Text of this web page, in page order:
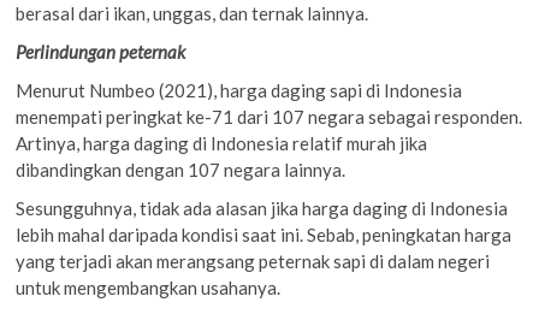
berasal dari ikan, unggas, dan ternak lainnya.
Perlindungan peternak
Menurut Numbeo (2021), harga daging sapi di Indonesia
menempati peringkat ke-71 dari 107 negara sebagai responden.
Artinya, harga daging di Indonesia relatif murah jika
dibandingkan dengan 107 negara lainnya.
Sesungguhnya, tidak ada alasan jika harga daging di Indonesia
lebih mahal daripada kondisi saat ini. Sebab, peningkatan harga
yang terjadi akan merangsang peternak sapi di dalam negeri
untuk mengembangkan usahanya.